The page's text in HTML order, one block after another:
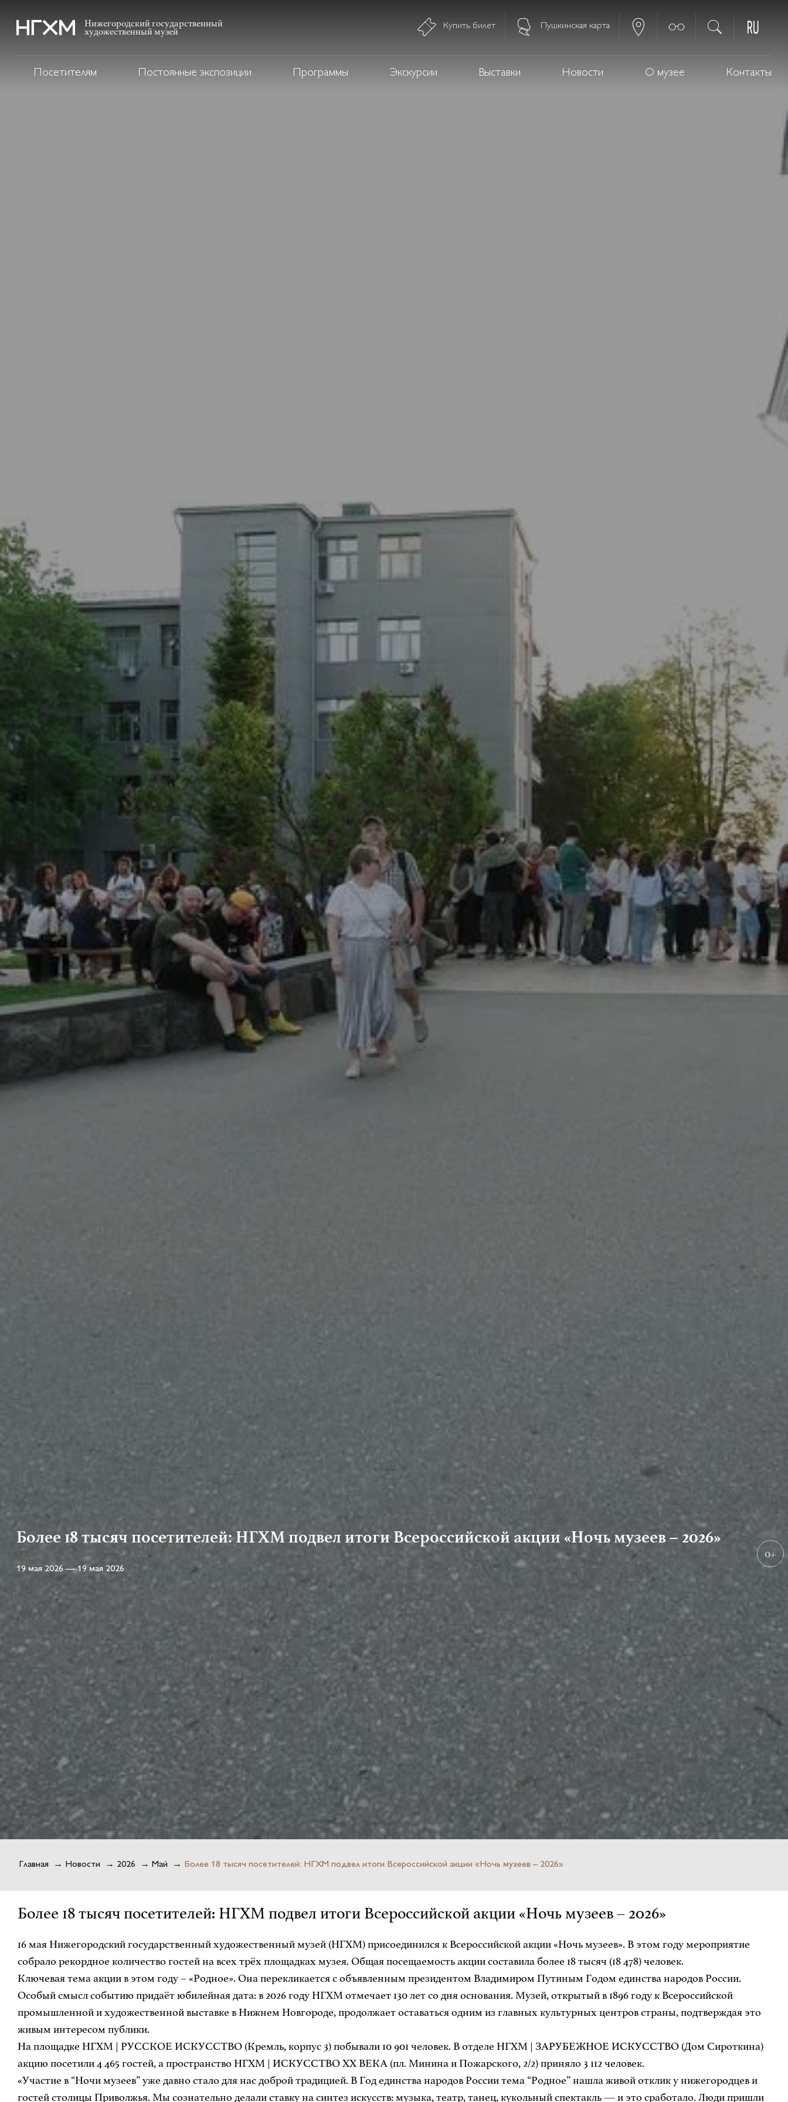
Более 18 тысяч посетителей: НГХМ подвел итоги Всероссийской акции «Ночь музеев – 2026»
19 мая 2026 — 19 мая 2026
0+
Нижегородский государственный
художественный музей
Купить билет Пушкинская карта
Посетителям Постоянные экспозиции Программы Экскурсии Выставки Новости О музее Контакты
Главная → Новости → 2026 → Май → Более 18 тысяч посетителей: НГХМ подвел итоги Всероссийской акции «Ночь музеев – 2026»
Более 18 тысяч посетителей: НГХМ подвел итоги Всероссийской акции «Ночь музеев – 2026»
16 мая Нижегородский государственный художественный музей (НГХМ) присоединился к Всероссийской акции «Ночь музеев». В этом году мероприятие
собрало рекордное количество гостей на всех трёх площадках музея. Общая посещаемость акции составила более 18 тысяч (18 478) человек.
Ключевая тема акции в этом году – «Родное». Она перекликается с объявленным президентом Владимиром Путиным Годом единства народов России.
Особый смысл событию придаёт юбилейная дата: в 2026 году НГХМ отмечает 130 лет со дня основания. Музей, открытый в 1896 году к Всероссийской
промышленной и художественной выставке в Нижнем Новгороде, продолжает оставаться одним из главных культурных центров страны, подтверждая это
живым интересом публики.
На площадке НГХМ | РУССКОЕ ИСКУССТВО (Кремль, корпус 3) побывали 10 901 человек. В отделе НГХМ | ЗАРУБЕЖНОЕ ИСКУССТВО (Дом Сироткина)
акцию посетили 4 465 гостей, а пространство НГХМ | ИСКУССТВО XX ВЕКА (пл. Минина и Пожарского, 2/2) приняло 3 112 человек.
«Участие в “Ночи музеев” уже давно стало для нас доброй традицией. В Год единства народов России тема “Родное” нашла живой отклик у нижегородцев и
гостей столицы Приволжья. Мы сознательно делали ставку на синтез искусств: музыка, театр, танец, кукольный спектакль — и это сработало. Люди пришли